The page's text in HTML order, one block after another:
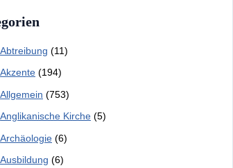
Abtreibung (11)
Akzente (194)
Allgemein (753)
Anglikanische Kirche (5)
Archäologie (6)
Ausbildung (6)